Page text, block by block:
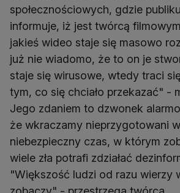
społecznościowych, gdzie
informuje, iż jest twórcą
jakieś wideo staje się masowo
już nie wiadomo, że to on je
staje się wirusowe, wtedy traci
tym, co się chciało przekazać" -
Jego zdaniem to dzwonek
że wkraczamy nieprzygotowani
niebezpieczny czas, w którym
wiele zła potrafi zdziałać
"Większość ludzi od razu wierzy